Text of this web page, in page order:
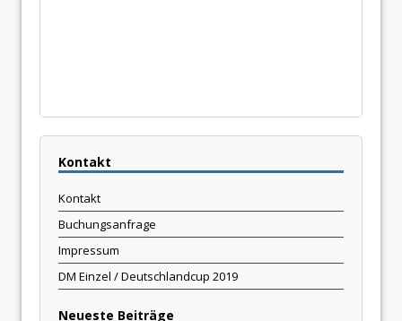
Kontakt
Kontakt
Buchungsanfrage
Impressum
DM Einzel / Deutschlandcup 2019
Neueste Beiträge